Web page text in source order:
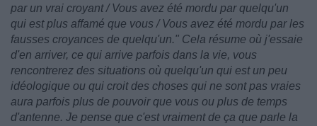
par un vrai croyant / Vous avez été mordu par quelqu'un
qui est plus affamé que vous / Vous avez été mordu par les
fausses croyances de quelqu'un." Cela résume où j'essaie
d'en arriver, ce qui arrive parfois dans la vie, vous
rencontrerez des situations où quelqu'un qui est un peu
idéologique ou qui croit des choses qui ne sont pas vraies
aura parfois plus de pouvoir que vous ou plus de temps
d'antenne. Je pense que c'est vraiment de ça que parle la